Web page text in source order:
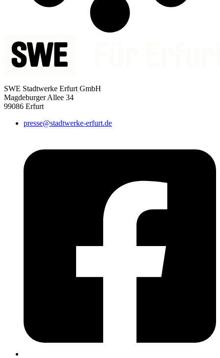
SWE Stadtwerke Erfurt GmbH
Magdeburger Allee 34
99086 Erfurt
presse@stadtwerke-erfurt.de